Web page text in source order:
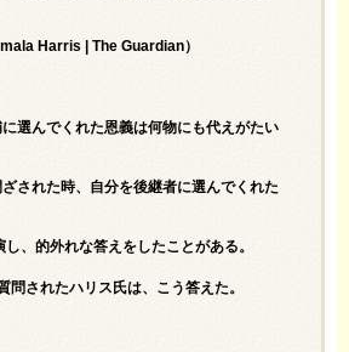
Harris | The Guardian）
選んでくれた恩義は何物にも代えがたい
された時、自分を後継者に選んでくれた
、的外れな答えをしたことがある。
されたハリス氏は、こう答えた。